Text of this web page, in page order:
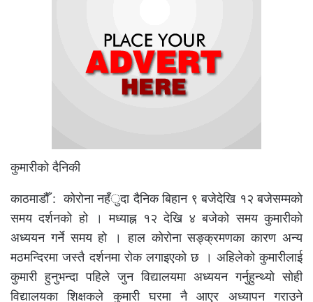
कुमारीको दैनिकी
काठमाडौँ : कोरोना नहँुदा दैनिक बिहान ९ बजेदेखि १२ बजेसम्मको
समय दर्शनको हो । मध्याह्न १२ देखि ४ बजेको समय कुमारीको
अध्ययन गर्ने समय हो । हाल कोरोना सङ्क्रमणका कारण अन्य
मठमन्दिरमा जस्तै दर्शनमा रोक लगाइएको छ । अहिलेको कुमारीलाई
कुमारी हुनुभन्दा पहिले जुन विद्यालयमा अध्ययन गर्नुहुन्थ्यो सोही
विद्यालयका शिक्षकले कुमारी घरमा नै आएर अध्यापन गराउने